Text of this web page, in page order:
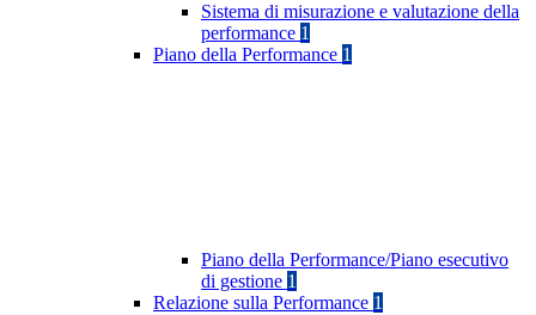
Sistema di misurazione e valutazione della
performance 1
Piano della Performance 1
Piano della Performance/Piano esecutivo
di gestione 1
Relazione sulla Performance 1